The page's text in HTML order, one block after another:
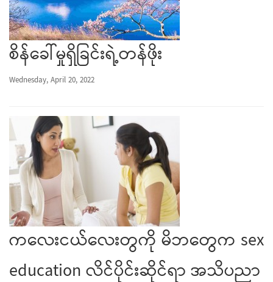
စိန်ခေါ်မှုရှိခြင်းရဲ့တန်ဖိုး
Wednesday, April 20, 2022
ကလေးငယ်လေးတွကို မိဘတွေက sex
education လိင်ပိုင်းဆိုင်ရာ အသိပညာ